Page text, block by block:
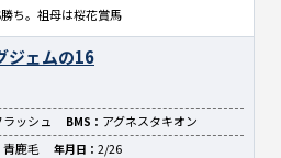
ち。祖母は桜花賞馬
ジェムの16
ッシュ BMS： アグネスタキオン
青鹿毛 年月日： 2/26